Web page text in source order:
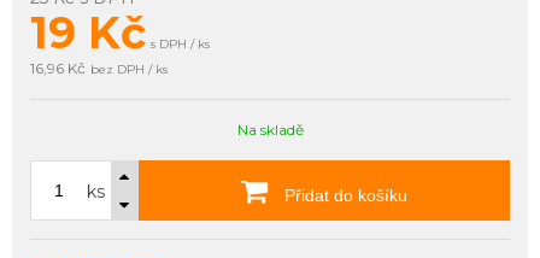
19 Kč s DPH / ks
16,96 Kč bez DPH / ks
Na skladě
ks Přidat do košíku